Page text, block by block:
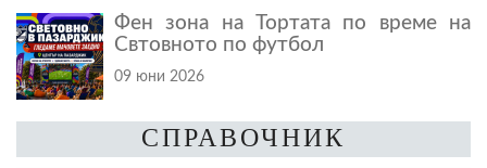
Фен зона на Тортата по време на
Свтовното по футбол
09 юни 2026
СПРАВОЧНИК